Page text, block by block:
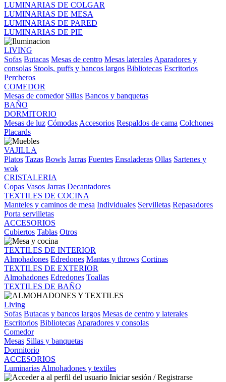
LUMINARIAS DE COLGAR
LUMINARIAS DE MESA
LUMINARIAS DE PARED
LUMINARIAS DE PIE
LIVING
Sofas Butacas Mesas de centro Mesas laterales Aparadores y
consolas Stools, puffs y bancos largos Bibliotecas Escritorios
Percheros
COMEDOR
Mesas de comedor Sillas Bancos y banquetas
BAÑO
DORMITORIO
Mesas de luz Cómodas Accesorios Respaldos de cama Colchones
Placards
VAJILLA
Platos Tazas Bowls Jarras Fuentes Ensaladeras Ollas Sartenes y
wok
CRISTALERIA
Copas Vasos Jarras Decantadores
TEXTILES DE COCINA
Manteles y caminos de mesa Individuales Servilletas Repasadores
Porta servilletas
ACCESORIOS
Cubiertos Tablas Otros
TEXTILES DE INTERIOR
Almohadones Edredones Mantas y throws Cortinas
TEXTILES DE EXTERIOR
Almohadones Edredones Toallas
TEXTILES DE BAÑO
Living
Sofas Butacas y bancos largos Mesas de centro y laterales
Escritorios Bibliotecas Aparadores y consolas
Comedor
Mesas Sillas y banquetas
Dormitorio
ACCESORIOS
Luminarias Almohadones y textiles
Iniciar sesión / Registrarse